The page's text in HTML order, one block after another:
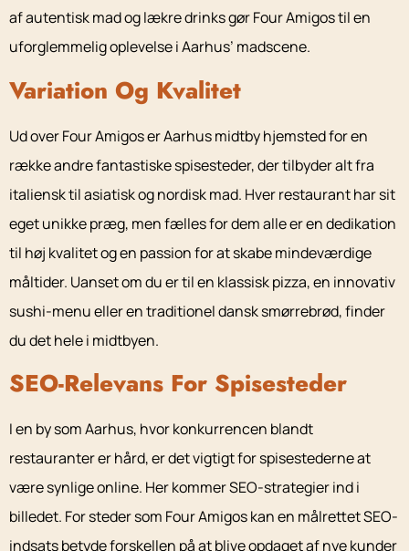
af autentisk mad og lækre drinks gør Four Amigos til en
uforglemmelig oplevelse i Aarhus’ madscene.
Variation Og Kvalitet
Ud over Four Amigos er Aarhus midtby hjemsted for en
række andre fantastiske spisesteder, der tilbyder alt fra
italiensk til asiatisk og nordisk mad. Hver restaurant har sit
eget unikke præg, men fælles for dem alle er en dedikation
til høj kvalitet og en passion for at skabe mindeværdige
måltider. Uanset om du er til en klassisk pizza, en innovativ
sushi-menu eller en traditionel dansk smørrebrød, finder
du det hele i midtbyen.
SEO-Relevans For Spisesteder
I en by som Aarhus, hvor konkurrencen blandt
restauranter er hård, er det vigtigt for spisestederne at
være synlige online. Her kommer SEO-strategier ind i
billedet. For steder som Four Amigos kan en målrettet SEO-
indsats betyde forskellen på at blive opdaget af nye kunder